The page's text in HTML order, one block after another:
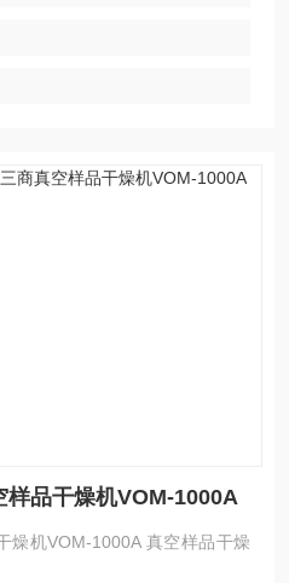
品干燥机VOM-1000A
燥机VOM-1000A 真空样品干燥